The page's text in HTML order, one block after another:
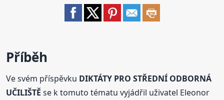
Příběh
Ve svém příspěvku DIKTÁTY PRO STŘEDNÍ ODBORNÁ
UČILIŠTĚ se k tomuto tématu vyjádřil uživatel Eleonor